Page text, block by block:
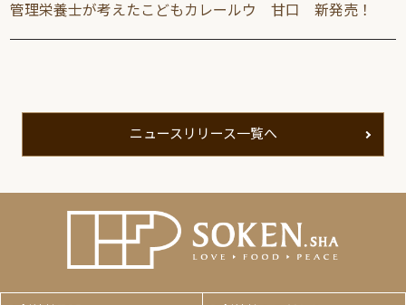
管理栄養士が考えたこどもカレールウ 甘口 新発売！
ニュースリリース一覧へ